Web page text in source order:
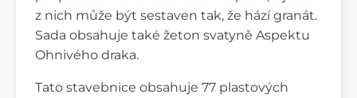
z nich může být sestaven tak, že hází granát.
Sada obsahuje také žeton svatyně Aspektu
Ohnivého draka.
Tato stavebnice obsahuje 77 plastových